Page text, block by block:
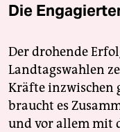
Die
Der drohende
Landtagswahlen
Kräfte inzwischen
braucht es
und vor allem mit